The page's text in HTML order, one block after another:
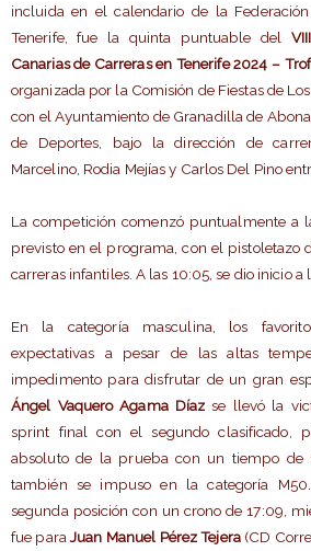
incluida en el calendario de la
Tenerife, fue la quinta puntuable del
Canarias de Carreras en Tenerife 2024 –
organizada por la Comisión de Fiestas de
con el Ayuntamiento de Granadilla de
de Deportes, bajo la dirección de
Marcelino, Rodia Mejías y Carlos Del Pino
La competición comenzó puntualmente a
previsto en el programa, con el pistoletazo
carreras infantiles. A las 10:05, se dio inicio a
En la categoría masculina, los
expectativas a pesar de las altas
impedimento para disfrutar de un gran
Ángel Vaquero Agama Díaz se llevó la
sprint final con el segundo clasificado,
absoluto de la prueba con un tiempo de
también se impuso en la categoría M50.
segunda posición con un crono de 17:09,
fue paraJuan Manuel Pérez Tejera(CD